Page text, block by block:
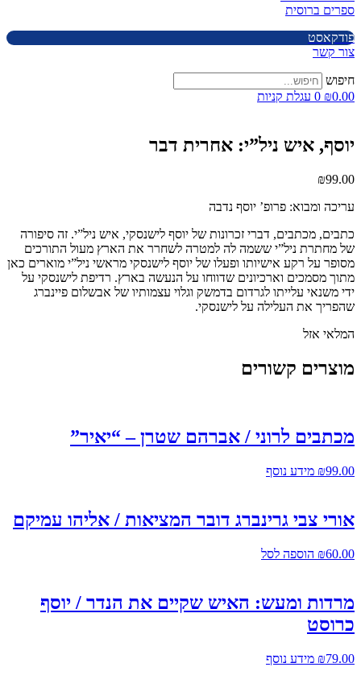
ספרים ברוסית
פודקאסט
צור קשר
חיפוש
₪0.00
0 עגלת קניות
יוסף, איש ניל”י: אחרית דבר
₪99.00
עריכה ומבוא: פרופ’ יוסף נדבה
כתבים, מכתבים, דברי זכרונות של יוסף לישנסקי, איש ניל”י. זה סיפורה
של מחתרת ניל”י ששמה לה למטרה לשחרר את הארץ מעול התורכים
מסופר על רקע אישיותו ופעלו של יוסף לישנסקי מראשי ניל”י מוארים כאן
מתוך מסמכים וארכיונים שדווחו על הנעשה בארץ. רדיפת לישנסקי על
ידי משנאי עלייתו לגרדום בדמשק וגלוי עצמותיו של אבשלום פיינברג
שהפריך את העלילה על לישנסקי.
המלאי אזל
מוצרים קשורים
מכתבים לרוני / אברהם שטרן – “יאיר”
₪99.00 מידע נוסף
אורי צבי גרינברג דובר המציאות / אליהו עמיקם
₪60.00 הוספה לסל
מרדות ומעש: האיש שקיים את הנדר / יוסף
כרוסט
₪79.00 מידע נוסף